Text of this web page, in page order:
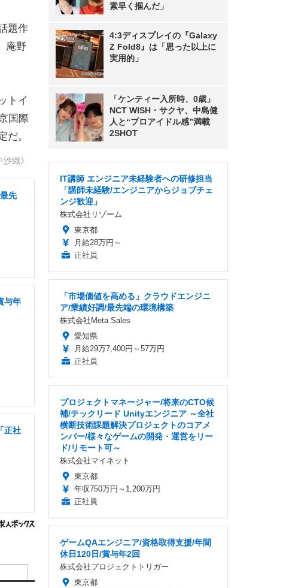
題作
庵野
トイ
国際
だ。
沙織》
先
与年
正社
素早く掴んだ」
4:3ディスプレイの『Galaxy
Z Fold8』は「思った以上に
実用的」
「ケンティー入所時、0歳」
NCT WISH・サクヤ、中島健
人と“プロアイドル感”満載
2SHOT
IT講師 エンジニア未経験者への研修担当
「講師未経験/エンジニアからジョブチェ
ンジ歓迎」
株式会社リゾーム
東京都
月給28万円～
正社員
「市場価値を高める」クラウドエンジニ
ア/業績好調/最先端の環境構築
株式会社Meta Sales
愛知県
月給29万7,400円～57万円
正社員
プロジェクトマネージャー/将来のCTO候
補/テックリード Unityエンジニア ～全社
横断技術課題解決プロジェクトのコアメ
ンバー/様々なゲームの開発・運営をリー
ド/リモート可～
株式会社マイネット
東京都
年収750万円～1,200万円
正社員
ゲームQAエンジニア/資格取得支援/年間
休日120日/賞与年2回
株式会社プロジェクトトリガー
東京都